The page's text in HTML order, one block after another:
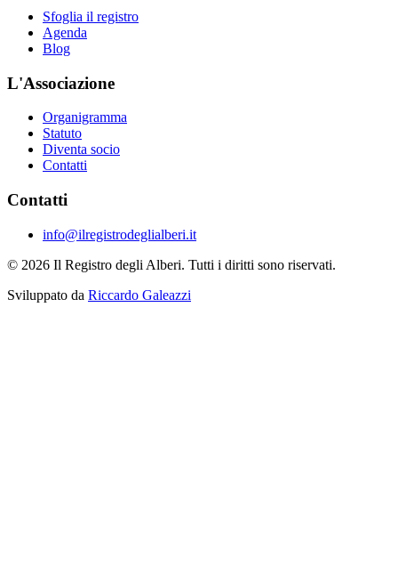
Sfoglia il registro
Agenda
Blog
L'Associazione
Organigramma
Statuto
Diventa socio
Contatti
Contatti
info@ilregistrodeglialberi.it
© 2026 Il Registro degli Alberi. Tutti i diritti sono riservati.
Sviluppato da Riccardo Galeazzi